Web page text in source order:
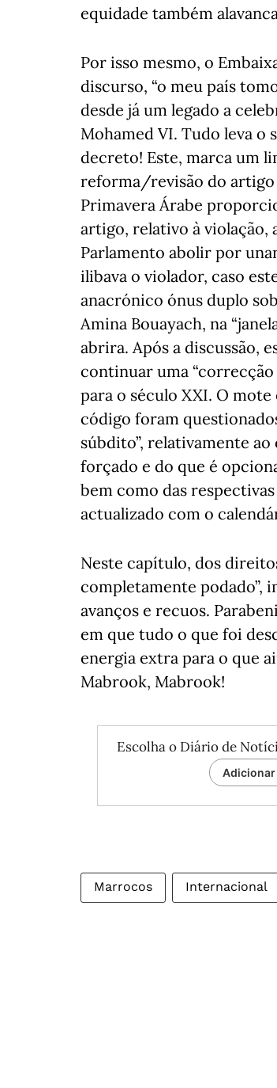
equidade também
Por isso mesmo, o
discurso, “o meu país
desde já um legado a
Mohamed VI. Tudo leva o
decreto! Este, marca um
reforma/revisão do artigo
Primavera Árabe
artigo, relativo à violação,
Parlamento abolir por
ilibava o violador, caso
anacrónico ónus duplo
Amina Bouayach, na
abrira. Após a discussão,
continuar uma
para o século XXI. O mote
código foram
súbdito”, relativamente
forçado e do que é
bem como das
actualizado com o
Neste capítulo, dos
completamente podado”,
avanços e recuos.
em que tudo o que foi
energia extra para o que
Mabrook, Mabrook!
Escolha o Diário de
Adicionar
Marrocos Internacional